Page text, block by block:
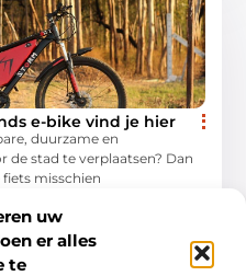
uw
er alles
te
e-bike vind je hier
duurzame en
stad te verplaatsen? Dan
misschien